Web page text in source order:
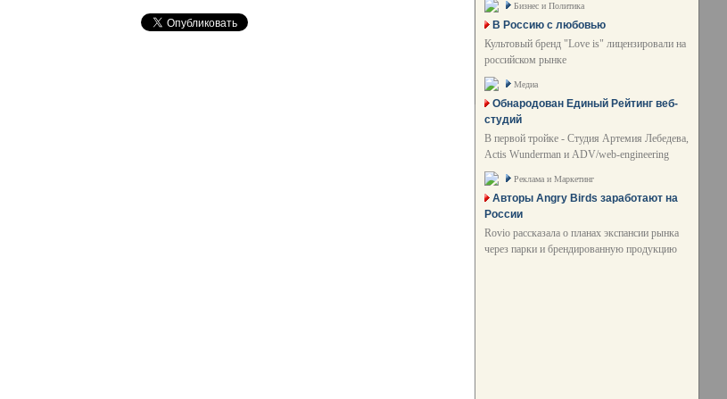
Бизнес и Политика
В Россию с любовью
Культовый бренд "Love is" лицензировали на
российском рынке
Медиа
Обнародован Единый Рейтинг веб-
студий
В первой тройке - Студия Артемия Лебедева,
Actis Wunderman и ADV/web-engineering
Реклама и Маркетинг
Авторы Angry Birds заработают на
России
Rovio рассказала о планах экспансии рынка
через парки и брендированную продукцию